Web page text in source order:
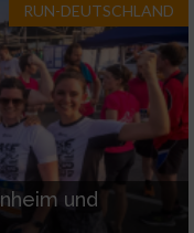
RUN-DEUTSCHLAND
und